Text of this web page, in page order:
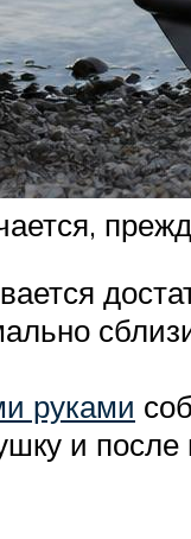
руками
и